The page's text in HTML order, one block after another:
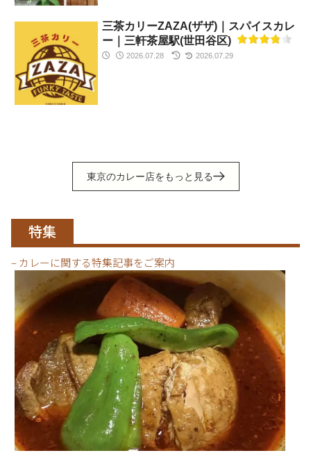
三茶カリーZAZA(ザザ)｜スパイスカレ
ー｜三軒茶屋駅(世田谷区)
2026.07.28 2026.07.29
東京のカレー店をもっと見る
特集
– カレーに関する特集記事をご案内